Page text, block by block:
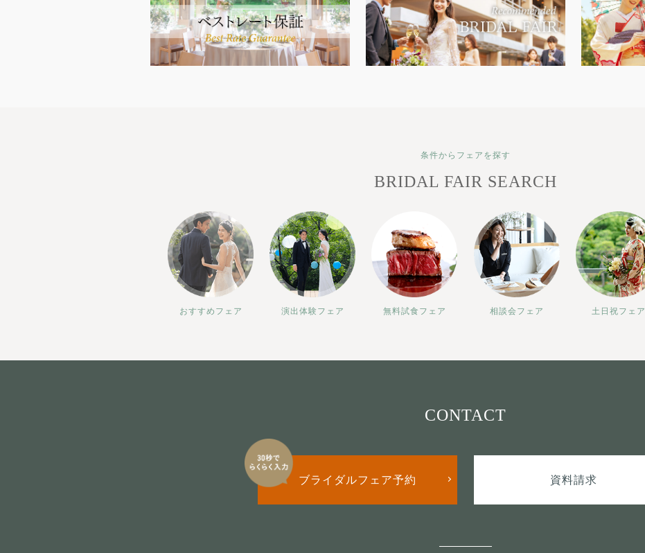
条件からフェアを探す
BRIDAL FAIR SEARCH
おすすめフェア 演出体験フェア 無料試食フェア 相談会フェア 土日祝フェア
CONTACT
ブライダルフェア予約 資料請求